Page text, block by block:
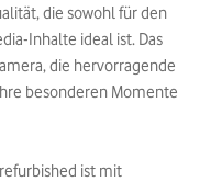
die sowohl für den
Inhalte ideal ist. Das
die hervorragende
besonderen Momente
refurbished ist mit